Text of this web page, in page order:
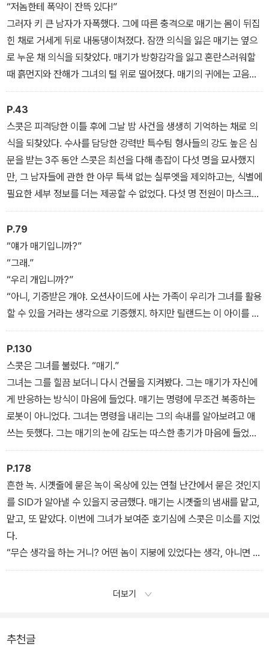
에서 간신히 살아남았지만, 그의 파트너인 스테파니를 잃는다. 스콧
은 그 충격으로 심한 자책감을 느끼며 트라우마에 시달린다. 임무 수
행에 부적합하다는 상부의 판단으로 스콧은 LA 경찰국의 경찰견 부
대인 K-9으로 부서를 옮기고, 매기라는 셰퍼드와 짝을 이루게 된다.
매기는 폭발물을 탐지하는 탁월한 후각을 지닌 군견으로, 아프가니스
탄에 파병돼 복무하던 중에 폭발 사고로 훈련 담당 병사를 잃었기에
스콧만큼이나 심각한 외상 후 스트레스 장애에 시달리고 있었다. 매
기와 스콧, 둘은 서로에게 유대감을 느끼지만 지휘관은 그들이 임무
를 수행할 수 있을지 미심쩍어한다. 그들은 서로에게 마지막 기회다.
“저놈한테 폭약이 잔뜩 있다!”
그러자 키 큰 남자가 자폭했다. 그에 따른 충격으로 매기는 몸이 뒤집
힌 채로 거세게 뒤로 내동댕이쳐졌다. 잠깐 의식을 잃은 매기는 옆으
로 누운 채 의식을 되찾았다. 매기가 방향감각을 잃고 혼란스러워할
때 흙먼지와 잔해가 그녀의 털 위로 떨어졌다. 매기의 귀에는 고음의
낑낑거리는 소리밖에 들리지 않았고, 코는 인공적인 화염에서 나는
톡 쏘는 악취 때문에 화끈거렸다. 몸을 일으키려고 기를 쓰는 동안 매
기의 흐릿한 시야가 서서히 또렷해졌다. 그녀의 뒤에 있는 해병들이
고함을 쳐대고 있었다. 하지만 그들이 내뱉는 말은 아무 의미도 없었
다. 매기의 왼쪽 앞발이 몸의 무게를 견디지 못하고 꺾였다. 매기는 어
깨로 땅을 밀어 곧바로 다시 일어섰다. 매기는 개미들에게 물린 것처
럼 따끔거려서 부들부들 떨리는 다리 세 개로 몸을 지탱하고 있었다.
P.43
스콧은 피격당한 이틀 후에 그날 밤 사건을 생생히 기억하는 채로 의
식을 되찾았다. 수사를 담당한 강력반 특수팀 형사들의 강도 높은 심
문을 받는 3주 동안 스콧은 최선을 다해 총잡이 다섯 명을 묘사했지
만, 그 남자들에 관한 한 아무 특색 없는 실루엣을 제외하고는, 식별에
필요한 세부 정보를 더는 제공할 수 없었다. 다섯 명 전원이 마스크와
장갑 차림에 머리끝부터 발끝까지 옷으로 꽁꽁 싸매고 있었다. 절뚝
거리거나 팔다리가 불구인 사람은 하나도 없었다. 스콧은 그들의 목
소리를 전혀 듣지 못했고, 눈동자나 머리카락이나 피부색, 눈에 잘 띄
는 문신이나 장신구, 흉터, 몸단장 같은 식별 가능한 정보를 제공할 수
도 없었다. 탄피와 켄워스 트럭, 그리고 불과 여덟 블록 떨어진 곳에
버려진 포드 그랜토리노에서는 지문이나 써먹을 만한 DNA가 단 하
나도 발견되지 않았다. LAPD의 강력반 특수팀에서 파견된 엘리트
수사진이 담당한 사건이었음에도 용의자는 한 명도 밝혀지지 않았고,
단서는 모두 고갈됐다. 그런 탓에 수사는 불가피하게 잠정 중단 상태
가 되고 말았다.
스콧 제임스가 총에 맞고 9개월 16일이 지난 후, 그를 쏘고 스테파니
앤더스를 살해한 다섯 남자는 자유로이 세상을 활보하고 있었다.
그들은 여전히 저 밖에 있었다.
스테파니를 살해한 다섯 놈.
P.79
“얘가 매기입니까?”
“그래.”
“우리 개입니까?”
“아니, 기증받은 개야. 오션사이드에 사는 가족이 우리가 그녀를 활용
할 수 있을 거라는 생각으로 기증했지. 하지만 릴랜드는 이 아이를 돌
려보낼 거야.”
창백한 줄을 살핀 스콧은 그것들은 흉터라는 결론을 내렸다.
“얘한테 무슨 일이 있었던 겁니까?”
메이스는 호스를 옆으로 치우고는 출입문 쪽에 있는 스콧에게 가까이
다가왔다.
“아프가니스탄에서 상처를 입었어. 거기 흉터들은 수술 자국이야.”
(……) “장난 아니군요.”
“그렇지. 이 아이는 두 발을 맞았어. 릴랜드한테 들은 얘기야. 그래도
자기 핸들러 위에 몸을 얹은 채 그곳을 떠나려고 하지를 않았다는군.
아마 그를 보호하려고 애썼던 것 같아. 다른 해병들이 접근하는 것조
차 못 하게 막았다더군.”
스콧은 그 저먼 셰퍼드를 응시했다. 메이스와 사육장의 존재가 흐릿
해졌다. 그의 귀에 그날 밤의 총성이 들렸다. 자동소총이 마구 쏟아내
는 천둥소리와 채찍처럼 탁탁거리는 권총 소리가 뒤이어 들렸다. 그
스콧은 입술을 살짝 깨물었다. 그러고는 입을 열기 전에 목을 가다듬
“저 아이는 그 위험한 자리를 떠나지 않았던 거군요.”
P.130
스콧은 그녀를 불렀다. “매기.”
그녀는 그를 힐끔 보더니 다시 건물을 지켜봤다. 그는 매기가 자신에
게 반응하는 방식이 마음에 들었다. 매기는 명령에 무조건 복종하는
로봇이 아니었다. 그녀는 명령을 내리는 그의 속내를 알아보려고 애
쓰는 듯했다. 그는 매기의 눈에 감도는 따스한 총기가 마음에 들었다.
그녀의 머릿속에 있으면 어떤 느낌일지, 무슨 생각을 하고 있을지 궁
금했다. 그들은 함께한 지 겨우 24시간밖에 안 된 사이였다. 하지만
그녀는 그와 같이 있어서 더 편안해하는 기색이었고, 그는 그녀와 함
께 있어서 더 편안했다. 묘한 일이었다. 스콧은 매기와 함께하면서 자
신이 더 차분해졌다고 느꼈다.
“너는 내 첫 개야.”
P.178
흔한 녹. 시곗줄에 묻은 녹이 옥상에 있는 연철 난간에서 묻은 것인지
를 SID가 알아낼 수 있을지 궁금했다. 매기는 시곗줄의 냄새를 맡고,
맡고, 또 맡았다. 이번에 그녀가 보여준 호기심에 스콧은 미소를 지었
다.
“무슨 생각을 하는 거니? 어떤 놈이 지붕에 있었다는 생각, 아니면 내
가 미쳐가고 있다는 생각?”
스콧은 시곗줄을 봉지에 넣고 봉한 다음, 바닥에 큰대자로 누웠다. 어
더보기
추천글